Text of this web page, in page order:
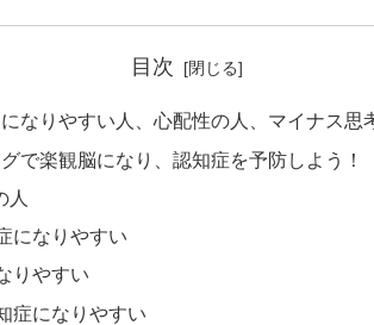
目次
なりやすい人、心配性の人、マイナス思
で楽観脳になり、認知症を予防しよう！
人
になりやすい
りやすい
症になりやすい